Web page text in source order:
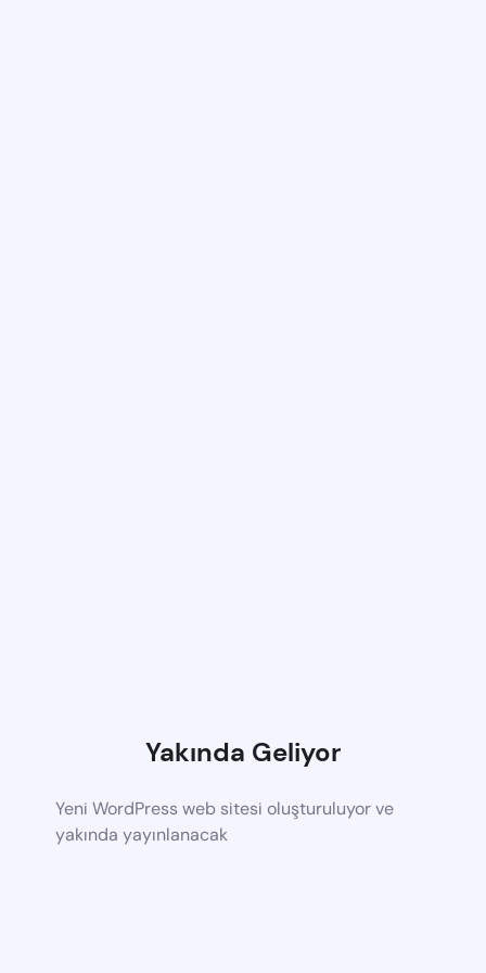
Yakında Geliyor
Yeni WordPress web sitesi oluşturuluyor ve
yakında yayınlanacak